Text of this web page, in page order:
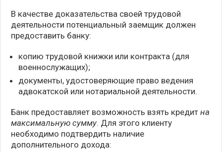
В качестве доказательства своей трудовой
деятельности потенциальный заемщик должен
предоставить банку:
копию трудовой книжки или контракта (для
военнослужащих);
документы, удостоверяющие право ведения
адвокатской или нотариальной деятельности.
Банк предоставляет возможность взять кредитна
максимальную сумму. Для этого клиенту
необходимо подтвердить наличие
дополнительного дохода: